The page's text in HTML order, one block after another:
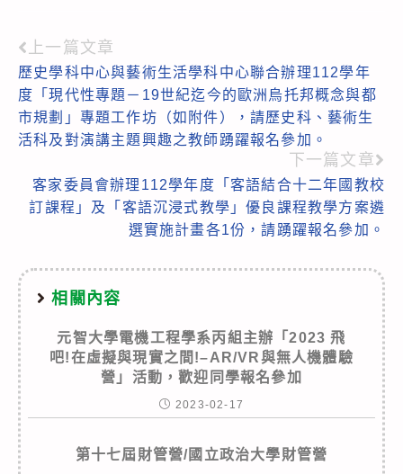
Read
more
articles
上一篇文章
歷史學科中心與藝術生活學科中心聯合辦理112學年
度「現代性專題－19世紀迄今的歐洲烏托邦概念與都
市規劃」專題工作坊（如附件），請歷史科、藝術生
活科及對演講主題興趣之教師踴躍報名參加。
下一篇文章
客家委員會辦理112學年度「客語結合十二年國教校
訂課程」及「客語沉浸式教學」優良課程教學方案遴
選實施計畫各1份，請踴躍報名參加。
相關內容
元智大學電機工程學系丙組主辦「2023 飛
吧!在虛擬與現實之間!–AR/VR與無人機體驗
營」活動，歡迎同學報名參加
2023-02-17
第十七屆財管營/國立政治大學財管營